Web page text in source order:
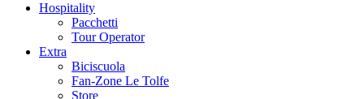
Hospitality
Pacchetti
Tour Operator
Extra
Biciscuola
Fan-Zone Le Tolfe
Store